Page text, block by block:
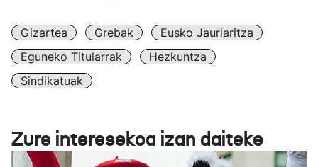
Gizartea Grebak
Eusko Jaurlaritza
Eguneko Titularrak
Hezkuntza
Sindikatuak
Zure interesekoa izan daiteke